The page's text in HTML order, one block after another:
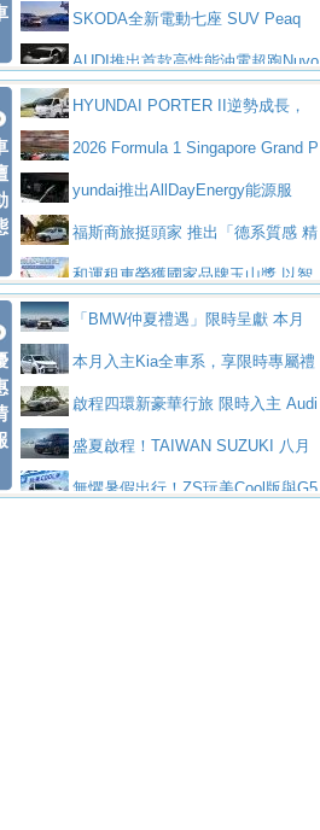
道投資布局
Maserati GT2 Stradale「Tribute to
MC12」全球首度亮相
迎接 RANGE ROVER 品牌家族第
五位成員 全新 RANGE ROVER GT 預告登
場
造型華麗時尚、科技座艙再進化，P
eugeot 208小改款發表上市94.8萬起
突然滿天都是小星星！ 台灣賓士突
襲式宣告全新 GLB 第四季上市即日起接單1
98萬起
台灣僅此一台 ! ROYAL ENFIELD
SHOTGUN 650 x ROUGH CRAFTS 限量特
仕版29日開放搶購
裝更銳利的造型、更先進的資訊娛樂系統及
更高效的動力
SKODA全新電動七座 SUV Peaq
問世，擁有品牌史上最寬敞且豪華的座艙
AUDI推出首款高性能油電超跑Nuvo
lari，0到100公里加速2.6秒、極速350公里
／小時
百年三叉戟傳奇再啟程 Maserati 重
返 1000 Miglia 傳承競速榮耀
法拉利首款純電跑車Luce亮相，最
大馬力超過1000匹並具備530公里最大續航
里程
小車大空間、座艙科技更先進，SK
ODA發表全新純電跨界休旅Eipq祭平民化車
價89萬起
賓士AMG.EA專屬平台首作，Merc
edes-AMG 全新GT 4-Door Coupe全球首發
福斯推出首款GTI純電性能掀背ID.
Polo GTI，擁有226匹馬力和零百加速 6.8
秒的實力
Jaguar 公布四門 GT車款正式車名
為JAGUAR TYPE 01
終於跟上進度，LEXUS發表首款三
排六座純電旗艦休旅 TZ
有錢也買不到的Golf R！福斯打造
全新Golf R 24h賽車將挑戰紐柏林24小時耐
久賽
SKODA公布全新小型純電跨界休旅
Epiq內裝設計，預計5月19日全球首發
福斯全新 ID. Polo 起跳價約台幣94
HYUNDAI PORTER II逆勢成長，
勇奪中型貨車銷售冠軍
2026 Formula 1 Singapore Grand P
rix 新加坡大獎賽 Audi 極速之旅開放報名
yundai推出AllDayEnergy能源服
務 讓電動車化身行動儲能系統
福斯商旅挺頭家 推出「德系質感 精
算圓夢」專案和運租車榮獲國家品牌玉山獎 以智
慧移動與綠能創新父親節霸氣獻禮！PGO 威力125 最
低入手價 $60,900 起 省油ｘ安全ｘ大空間
陪爸爸輕鬆
Toyota歐洲純電車銷量翻倍 2026
上半年成長113％
NISSAN X-TRAIL 上市首月銷量
躋身同級前3名Subaru推動燃油、油電與純電車混
線生產 以彈性製造應對市場變化
XFORCE攜手臺南祀典大天后宮 試
「BMW仲夏禮遇」限時呈獻 本月
入主即享尊榮豪華五星假期 多元優購方案
同步實施
本月入主Kia全車系，享限時專屬禮
遇 啟程四環新豪華行旅 限時入主 Audi
A6 旗艦陣容 低月付5,888元起及3 年乙式險
購置金
盛夏啟程！TAIWAN SUZUKI 八月
禮遇全面升級無懼暑假出行！ZS玩美Cool版與G5